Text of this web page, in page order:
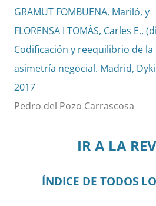
GRAMUT FOMBUENA, Mariló, y
FLORENSA I TOMÀS, Carles E.,
Codificación y reequilibrio de la
asimetría negocial. Madrid,
2017
Pedro del Pozo Carrascosa
IR A LA
ÍNDICE DE TODOS